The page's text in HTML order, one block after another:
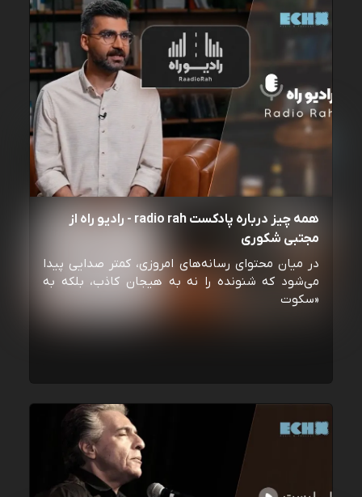
همه چیز درباره پادکست radio rah - رادیو راه از
مجتبی شکوری
در میان محتوای رسانه‌های امروزی، کمتر صدایی پیدا
می‌شود که شنونده را نه به هیجان کاذب، بلکه به
«سکوت